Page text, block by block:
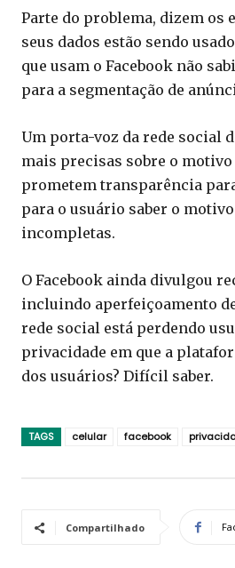
Parte do problema, dizem os
seus dados estão sendo
que usam o Facebook não
para a segmentação de
Um porta-voz da rede social
mais precisas sobre o
prometem transparência
para o usuário saber o
incompletas.
O Facebook ainda divulgou
incluindo aperfeiçoamento
rede social está perdendo
privacidade em que a
dos usuários? Difícil saber.
TAGS celular facebook
Compartilhado